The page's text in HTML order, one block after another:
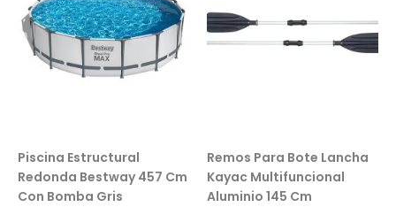
Piscina Estructural
Redonda Bestway 457 Cm
Con Bomba Gris
Remos Para Bote Lancha
Kayac Multifuncional
Aluminio 145 Cm